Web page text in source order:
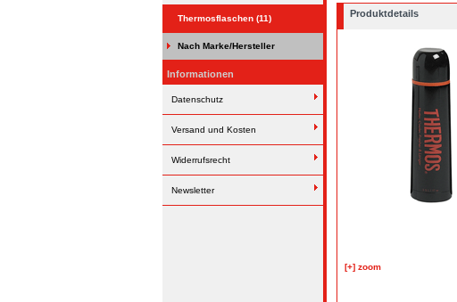
Thermosflaschen (11)
Nach Marke/Hersteller
Informationen
Datenschutz
Versand und Kosten
Widerrufsrecht
Newsletter
Produktdetails
[+] zoom